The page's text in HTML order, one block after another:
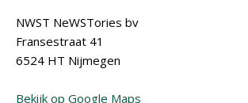
NWST NeWSTories bv
Fransestraat 41
6524 HT Nijmegen
Bekijk op Google Maps